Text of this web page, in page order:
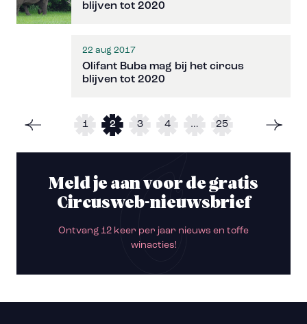
blijven tot 2020
22 aug 2017
Olifant Buba mag bij het circus
blijven tot 2020
1 2 3 4 … 25
Meld je aan voor de gratis
Circusweb-nieuwsbrief
Ontvang 12 keer per jaar nieuws en toffe
winacties!